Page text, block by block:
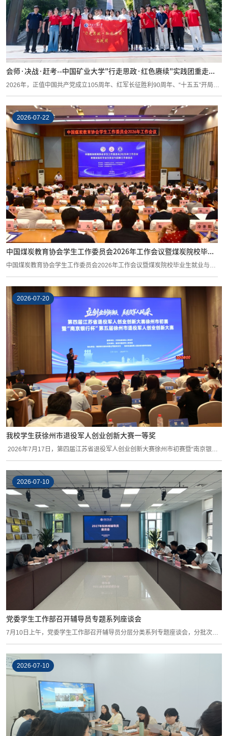
会师·决战·赶考--中国矿业大学"行走思政·红色赓续"实践团重走...
​2026年，正值中国共产党成立105周年、红军长征胜利90周年、“十五五”开局之
2026-07-22
中国煤炭教育协会学生工作委员会2026年工作会议暨煤炭院校毕...
中国煤炭教育协会学生工作委员会2026年工作会议暨煤炭院校毕业生就业与招
2026-07-20
我校学生获徐州市退役军人创业创新大赛一等奖
2026年7月17日，第四届江苏省退役军人创业创新大赛徐州市初赛暨“南京银行
2026-07-10
党委学生工作部召开辅导员专题系列座谈会
7月10日上午，党委学生工作部召开辅导员分层分类系列专题座谈会，分批次与
2026-07-10